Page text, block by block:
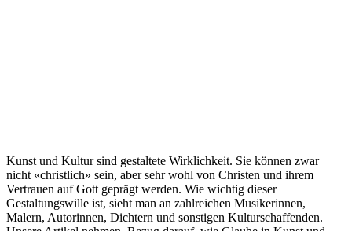
Kunst und Kultur sind gestaltete Wirklichkeit. Sie können zwar
nicht «christlich» sein, aber sehr wohl von Christen und ihrem
Vertrauen auf Gott geprägt werden. Wie wichtig dieser
Gestaltungswille ist, sieht man an zahlreichen Musikerinnen,
Malern, Autorinnen, Dichtern und sonstigen Kulturschaffenden.